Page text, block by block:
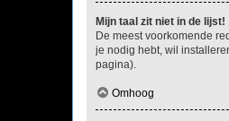
Mijn taal zit niet in de lijst!
De meest voorkomende
je nodig hebt, wil
pagina).
Omhoog